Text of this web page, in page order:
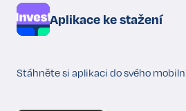
Aplikace ke stažení
Stáhněte si aplikaci do svého